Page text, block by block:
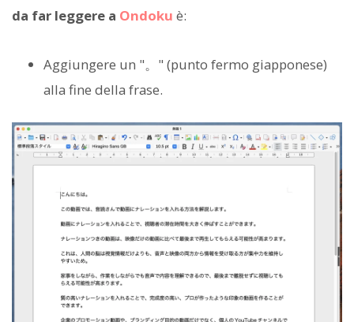
da far leggere a Ondoku è:
Aggiungere un "。" (punto fermo giapponese)
alla fine della frase.